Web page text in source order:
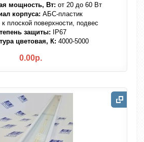
мощность, Вт: от 20 до 60 Вт
корпуса: АБС-пластик
к плоской поверхности, подвес
защиты: IP67
цветовая, К: 4000-5000
0.00р.